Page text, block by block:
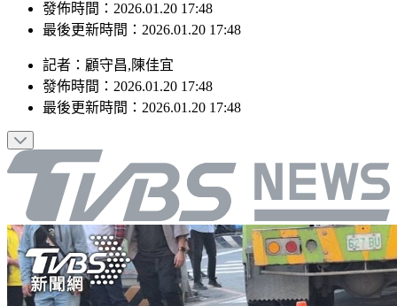
發佈時間：2026.01.20 17:48
最後更新時間：2026.01.20 17:48
記者 ： 顧守昌,陳佳宜
發佈時間： 2026.01.20 17:48
最後更新時間： 2026.01.20 17:48